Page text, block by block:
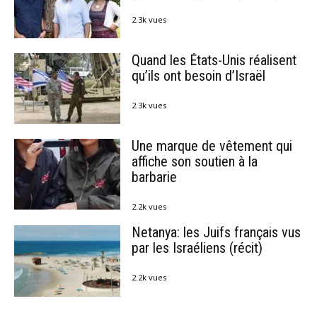
2.3k vues
Quand les États-Unis réalisent
qu’ils ont besoin d’Israël
2.3k vues
Une marque de vêtement qui
affiche son soutien à la
barbarie
2.2k vues
Netanya: les Juifs français vus
par les Israéliens (récit)
2.2k vues